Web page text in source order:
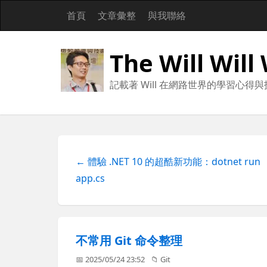
首頁 文章彙整 與我聯絡
The Will Will
記載著 Will 在網路世界的學習心得與
← 體驗 .NET 10 的超酷新功能：dotnet run
app.cs
不常用 Git 命令整理
📅 2025/05/24 23:52 📁Git